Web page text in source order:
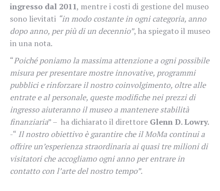
ingresso dal 2011, mentre i costi di gestione del museo
sono lievitati “in modo costante in ogni categoria, anno
dopo anno, per più di un decennio”, ha spiegato il museo
in una nota.
“Poiché poniamo la massima attenzione a ogni possibile
misura per presentare mostre innovative, programmi
pubblici e rinforzare il nostro coinvolgimento, oltre alle
entrate e al personale, queste modifiche nei prezzi di
ingresso aiuteranno il museo a mantenere stabilità
finanziaria” – ha dichiarato il direttore Glenn D. Lowry.
-“ Il nostro obiettivo è garantire che il MoMa continui a
offrire un’esperienza straordinaria ai quasi tre milioni di
visitatori che accogliamo ogni anno per entrare in
contatto con l’arte del nostro tempo”.